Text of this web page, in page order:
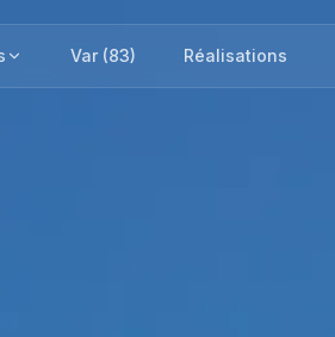
Var (83) Réalisations